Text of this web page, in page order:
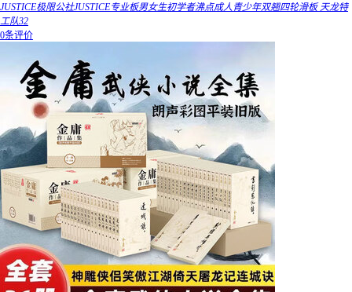
JUSTICE极限公社JUSTICE专业板男女生初学者沸点成人青少年双翘四轮滑板 天龙特
工队32
0条评价